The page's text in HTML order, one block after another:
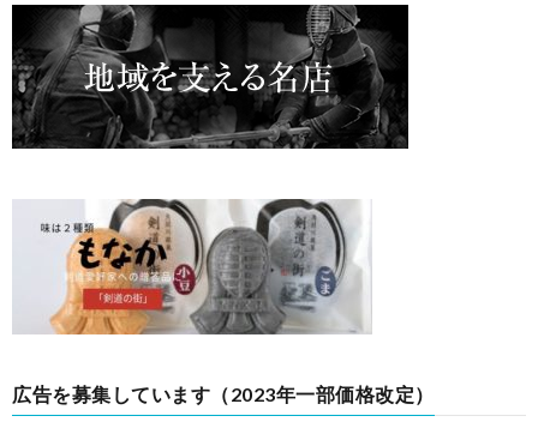
広告を募集しています（2023年一部価格改定）